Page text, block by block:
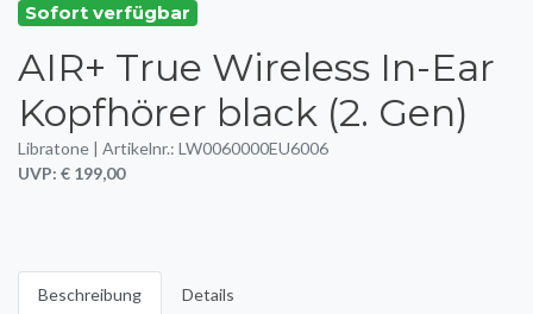
Sofort verfügbar
AIR+ True Wireless In-Ear
Kopfhörer black (2. Gen)
Libratone | Artikelnr.: LW0060000EU6006
UVP: € 199,00
Beschreibung Details